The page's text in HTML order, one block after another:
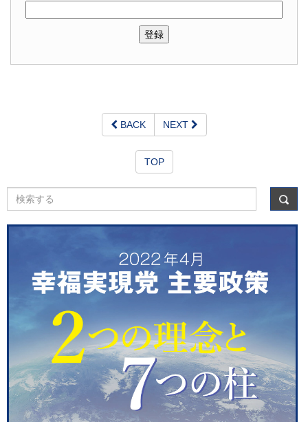
BACK NEXT
TOP